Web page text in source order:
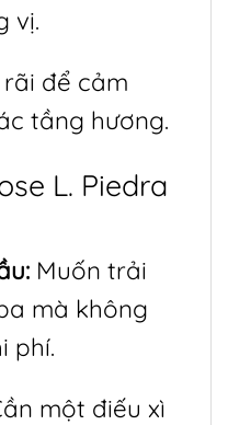
vị.
để cảm
tầng hương.
L. Piedra
Muốn trải
mà không
phí.
một điếu xì